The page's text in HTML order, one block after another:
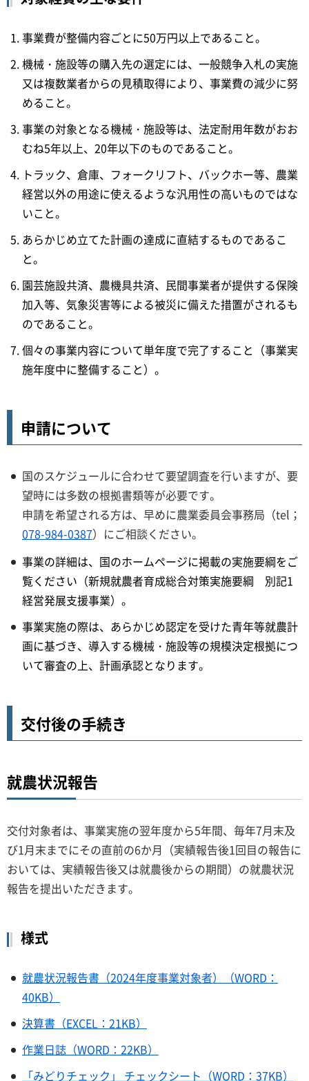
事業費が整備内容ごとに50万円以上であること。
機械・施設等の購入先の選定には、一般競争入札の実施
又は複数業者からの見積取得により、事業費の減少に努
めること。
事業の対象となる機械・施設等は、法定耐用年数がおお
むね5年以上、20年以下のものであること。
トラック、倉庫、フォークリフト、バックホー等、農業
経営以外の用途に使えるような汎用性の高いものではな
いこと。
あらかじめ立てた計画の達成に直結するものであるこ
と。
園芸施設共済、農機具共済、民間事業者が提供する保険
加入等、気象災害等による被災に備えた措置がされるも
のであること。
個々の事業内容について単年度で完了すること（事業実
施年度中に整備すること）。
申請について
国のスケジュールに合わせて要望調査を行いますが、要
望時には多数の根拠書類等が必要です。
申請を希望される方は、早めに農業委員会事務局（tel；
078-984-0387）にご相談ください。
事業の詳細は、国のホームページに掲載の実施要綱をご
覧ください（新規就農者育成総合対策実施要綱 別記1
経営発展支援事業）。
事業実施の際は、あらかじめ認定を受けた青年等就農計
画に基づき、導入する機械・施設等の規模決定根拠につ
いて審査の上、計画承認となります。
交付後の手続き
就農状況報告
交付対象者は、事業実施の翌年度から5年間、毎年7月末及
び1月末までにその直前の6か月（実績報告後1回目の報告に
おいては、実績報告後又は就農後からの期間）の就農状況
報告を提出いただきます。
様式
就農状況報告書（2024年度事業対象者）（WORD：
40KB）
決算書（EXCEL：21KB）
作業日誌（WORD：22KB）
「みどりチェック」 チェックシート（WORD：37KB）